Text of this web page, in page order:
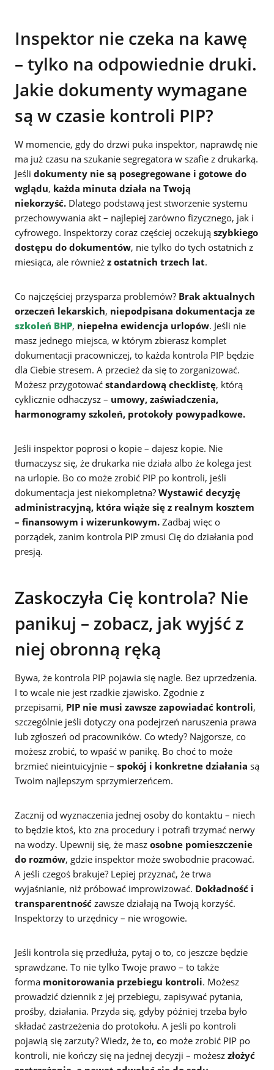
Inspektor nie czeka na kawę
– tylko na odpowiednie druki.
Jakie dokumenty wymagane
są w czasie kontroli PIP?
W momencie, gdy do drzwi puka inspektor, naprawdę nie
ma już czasu na szukanie segregatora w szafie z drukarką.
Jeśli dokumenty nie są posegregowane i gotowe do
wglądu, każda minuta działa na Twoją
niekorzyść. Dlatego podstawą jest stworzenie systemu
przechowywania akt – najlepiej zarówno fizycznego, jak i
cyfrowego. Inspektorzy coraz częściej oczekują szybkiego
dostępu do dokumentów, nie tylko do tych ostatnich z
miesiąca, ale również z ostatnich trzech lat.
Co najczęściej przysparza problemów? Brak aktualnych
orzeczeń lekarskich, niepodpisana dokumentacja ze
szkoleń BHP, niepełna ewidencja urlopów. Jeśli nie
masz jednego miejsca, w którym zbierasz komplet
dokumentacji pracowniczej, to każda kontrola PIP będzie
dla Ciebie stresem. A przecież da się to zorganizować.
Możesz przygotować standardową checklistę, którą
cyklicznie odhaczysz – umowy, zaświadczenia,
harmonogramy szkoleń, protokoły powypadkowe.
Jeśli inspektor poprosi o kopie – dajesz kopie. Nie
tłumaczysz się, że drukarka nie działa albo że kolega jest
na urlopie. Bo co może zrobić PIP po kontroli, jeśli
dokumentacja jest niekompletna? Wystawić decyzję
administracyjną, która wiąże się z realnym kosztem
– finansowym i wizerunkowym. Zadbaj więc o
porządek, zanim kontrola PIP zmusi Cię do działania pod
presją.
Zaskoczyła Cię kontrola? Nie
panikuj – zobacz, jak wyjść z
niej obronną ręką
Bywa, że kontrola PIP pojawia się nagle. Bez uprzedzenia.
I to wcale nie jest rzadkie zjawisko. Zgodnie z
przepisami, PIP nie musi zawsze zapowiadać kontroli,
szczególnie jeśli dotyczy ona podejrzeń naruszenia prawa
lub zgłoszeń od pracowników. Co wtedy? Najgorsze, co
możesz zrobić, to wpaść w panikę. Bo choć to może
brzmieć nieintuicyjnie – spokój i konkretne działania są
Twoim najlepszym sprzymierzeńcem.
Zacznij od wyznaczenia jednej osoby do kontaktu – niech
to będzie ktoś, kto zna procedury i potrafi trzymać nerwy
na wodzy. Upewnij się, że masz osobne pomieszczenie
do rozmów, gdzie inspektor może swobodnie pracować.
A jeśli czegoś brakuje? Lepiej przyznać, że trwa
wyjaśnianie, niż próbować improwizować. Dokładność i
transparentność zawsze działają na Twoją korzyść.
Inspektorzy to urzędnicy – nie wrogowie.
Jeśli kontrola się przedłuża, pytaj o to, co jeszcze będzie
sprawdzane. To nie tylko Twoje prawo – to także
forma monitorowania przebiegu kontroli. Możesz
prowadzić dziennik z jej przebiegu, zapisywać pytania,
prośby, działania. Przyda się, gdyby później trzeba było
składać zastrzeżenia do protokołu. A jeśli po kontroli
pojawią się zarzuty? Wiedz, że to, co może zrobić PIP po
kontroli, nie kończy się na jednej decyzji – możesz złożyć